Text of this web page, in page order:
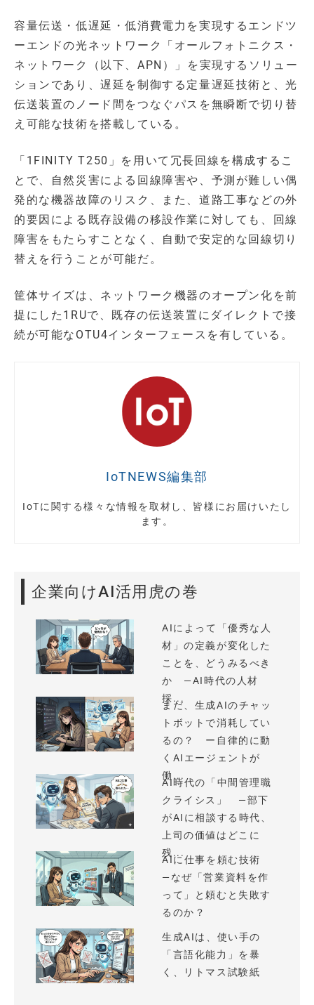
容量伝送・低遅延・低消費電力を実現するエンドツ
ーエンドの光ネットワーク「オールフォトニクス・
ネットワーク（以下、APN）」を実現するソリュー
ションであり、遅延を制御する定量遅延技術と、光
伝送装置のノード間をつなぐパスを無瞬断で切り替
え可能な技術を搭載している。
「1FINITY T250」を用いて冗長回線を構成するこ
とで、自然災害による回線障害や、予測が難しい偶
発的な機器故障のリスク、また、道路工事などの外
的要因による既存設備の移設作業に対しても、回線
障害をもたらすことなく、自動で安定的な回線切り
替えを行うことが可能だ。
筐体サイズは、ネットワーク機器のオープン化を前
提にした1RUで、既存の伝送装置にダイレクトで接
続が可能なOTU4インターフェースを有している。
IoTNEWS編集部
IoTに関する様々な情報を取材し、皆様にお届けいたし
ます。
企業向けAI活用虎の巻
AIによって「優秀な人
材」の定義が変化した
ことを、どうみるべき
か —AI時代の人材
採...
まだ、生成AIのチャッ
トボットで消耗してい
るの？ ー自律的に動
くAIエージェントが
働...
AI時代の「中間管理職
クライシス」 —部下
がAIに相談する時代、
上司の価値はどこに
残...
AIに仕事を頼む技術
—なぜ「営業資料を作
って」と頼むと失敗す
るのか？
生成AIは、使い手の
「言語化能力」を暴
く、リトマス試験紙